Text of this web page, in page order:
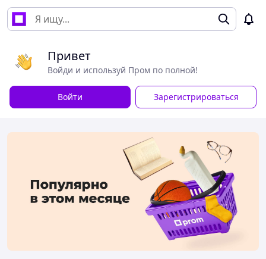
Привет
Войди и используй Пром по полной!
Войти Зарегистрироваться